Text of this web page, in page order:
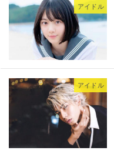
アイドル
アイドル